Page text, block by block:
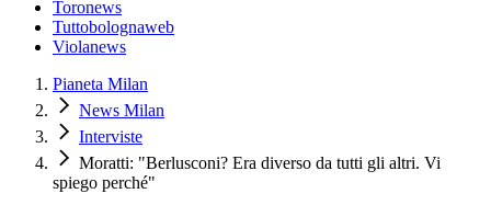
Toronews
Tuttobolognaweb
Violanews
Pianeta Milan
News Milan
Interviste
Moratti: "Berlusconi? Era diverso da tutti gli altri. Vi
spiego perché"